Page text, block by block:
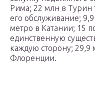
Рима; 22 млн в Турин
его обслуживание;
метро в Катании; 15
единственную
каждую сторону; 29,9
Флоренции.